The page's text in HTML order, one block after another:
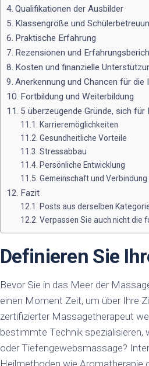
Qualifikationen der Ausbilder
Klassengröße und
Praktische Erfahrung
Rezensionen und
Kosten und finanzielle
Anerkennung und Chancen für die
Fortbildung und Weiterbildung
5 überzeugende Gründe, sich
Karrieremöglichkeiten
Gesundheitliche Vorteile
Stressabbau
Persönliche Entwicklung
Gemeinschaft und Verbindung
Fazit
Posts aus derselben
Verpassen Sie auch nicht die
Definieren Sie
Bevor Sie in das Meer der
einen Moment Zeit, um über Ihre
zertifizierter Massagetherapeut
bestimmte Technik spezialisieren,
oder Tiefengewebsmassage?
Heilmethoden wie Aromatherapie